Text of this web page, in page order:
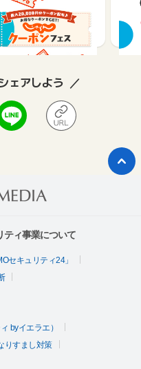
1.2%
テ
ェアしよう
ティ事業について
セキュリティ24」
byイエラエ）
りすまし対策